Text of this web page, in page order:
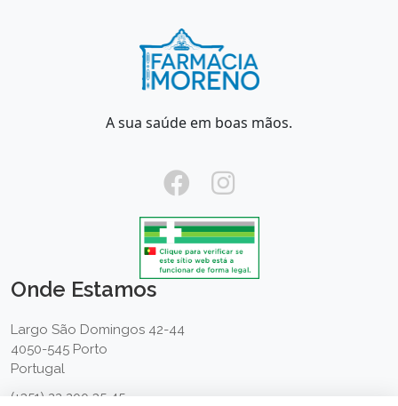
A sua saúde em boas mãos.
Onde Estamos
Largo São Domingos 42-44
4050-545 Porto
Portugal
(+351) 22 200 35 45